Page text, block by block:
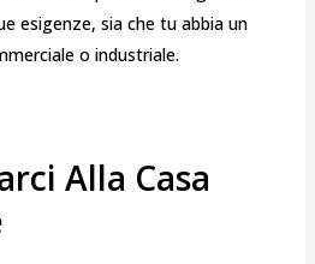
esigenze, sia che tu abbia un
o industriale.
Alla Casa